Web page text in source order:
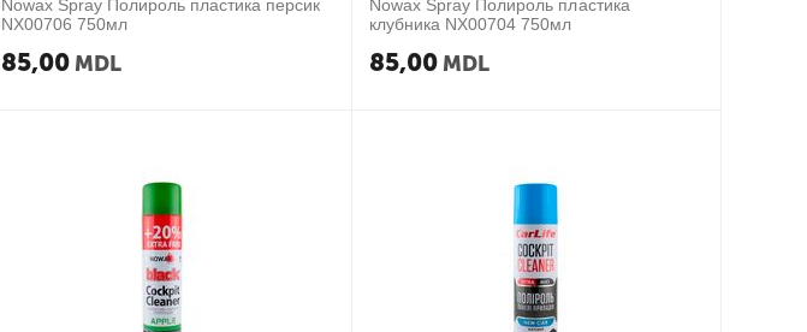
Nowax Spray Полироль пластика персик
NX00706 750мл
85,00 MDL
Nowax Spray Полироль пластика
клубника NX00704 750мл
85,00 MDL